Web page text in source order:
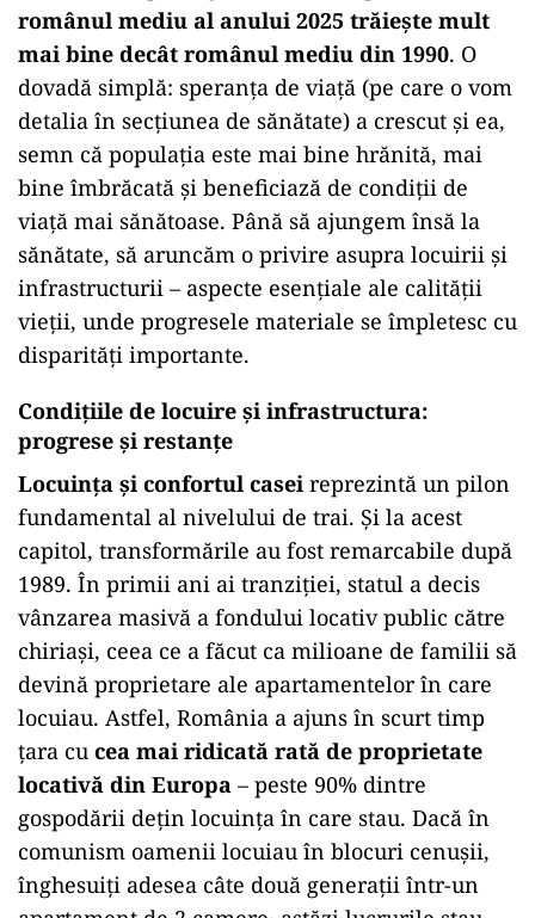
românul mediu al anului 2025 trăiește mult
mai bine decât românul mediu din 1990. O
dovadă simplă: speranța de viață (pe care o vom
detalia în secțiunea de sănătate) a crescut și ea,
semn că populația este mai bine hrănită, mai
bine îmbrăcată și beneficiază de condiții de
viață mai sănătoase. Până să ajungem însă la
sănătate, să aruncăm o privire asupra locuirii și
infrastructurii – aspecte esențiale ale calității
vieții, unde progresele materiale se împletesc cu
disparități importante.
Condițiile de locuire și infrastructura:
progrese și restanțe
Locuința și confortul casei reprezintă un pilon
fundamental al nivelului de trai. Și la acest
capitol, transformările au fost remarcabile după
1989. În primii ani ai tranziției, statul a decis
vânzarea masivă a fondului locativ public către
chiriași, ceea ce a făcut ca milioane de familii să
devină proprietare ale apartamentelor în care
locuiau. Astfel, România a ajuns în scurt timp
țara cu cea mai ridicată rată de proprietate
locativă din Europa – peste 90% dintre
gospodării dețin locuința în care stau. Dacă în
comunism oamenii locuiau în blocuri cenușii,
înghesuiți adesea câte două generații într-un